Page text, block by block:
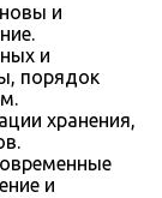
и
и
порядок
хранения,
и